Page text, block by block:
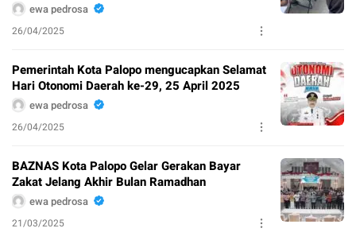
ewa pedrosa
26/04/2025
Pemerintah Kota Palopo mengucapkan Selamat
Hari Otonomi Daerah ke-29, 25 April 2025
ewa pedrosa
26/04/2025
BAZNAS Kota Palopo Gelar Gerakan Bayar
Zakat Jelang Akhir Bulan Ramadhan
ewa pedrosa
21/03/2025